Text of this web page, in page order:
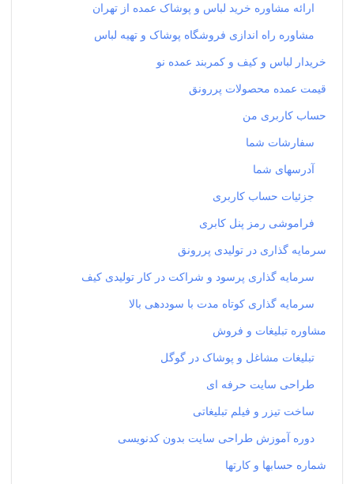
ارائه مشاوره خرید لباس و پوشاک عمده از تهران
مشاوره راه اندازی فروشگاه پوشاک و تهیه لباس
خریدار لباس و کیف و کمربند عمده نو
قیمت عمده محصولات پررونق
حساب کاربری من
سفارشات شما
آدرسهای شما
جزئیات حساب کاربری
فراموشی رمز پنل کابری
سرمایه گذاری در تولیدی پررونق
سرمایه گذاری پرسود و شراکت در کار تولیدی کیف
سرمایه گذاری کوتاه مدت با سوددهی بالا
مشاوره تبلیغات و فروش
تبلیغات مشاغل و پوشاک در گوگل
طراحی سایت حرفه ای
ساخت تیزر و فیلم تبلیغاتی
دوره آموزش طراحی سایت بدون کدنویسی
شماره حسابها و کارتها